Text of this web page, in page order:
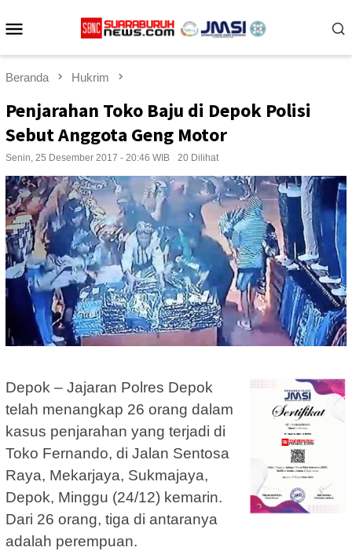
ke
Beranda Hukrim
Penjarahan Toko Baju di Depok Polisi
Sebut Anggota Geng Motor
Senin, 25 Desember 2017 - 20:46 WIB 20 Dilihat
Depok – Jajaran Polres Depok
telah menangkap 26 orang dalam
kasus penjarahan yang terjadi di
Toko Fernando, di Jalan Sentosa
Raya, Mekarjaya, Sukmajaya,
Depok, Minggu (24/12) kemarin.
Dari 26 orang, tiga di antaranya
adalah perempuan.